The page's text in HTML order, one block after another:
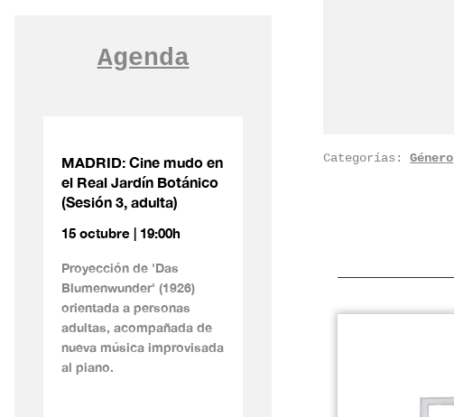
Categorías:Género
Agenda
MADRID: Cine mudo en
el Real Jardín Botánico
(Sesión 3, adulta)
15 octubre | 19:00h
Proyección de 'Das
Blumenwunder' (1926)
orientada a personas
adultas, acompañada de
nueva música improvisada
al piano.